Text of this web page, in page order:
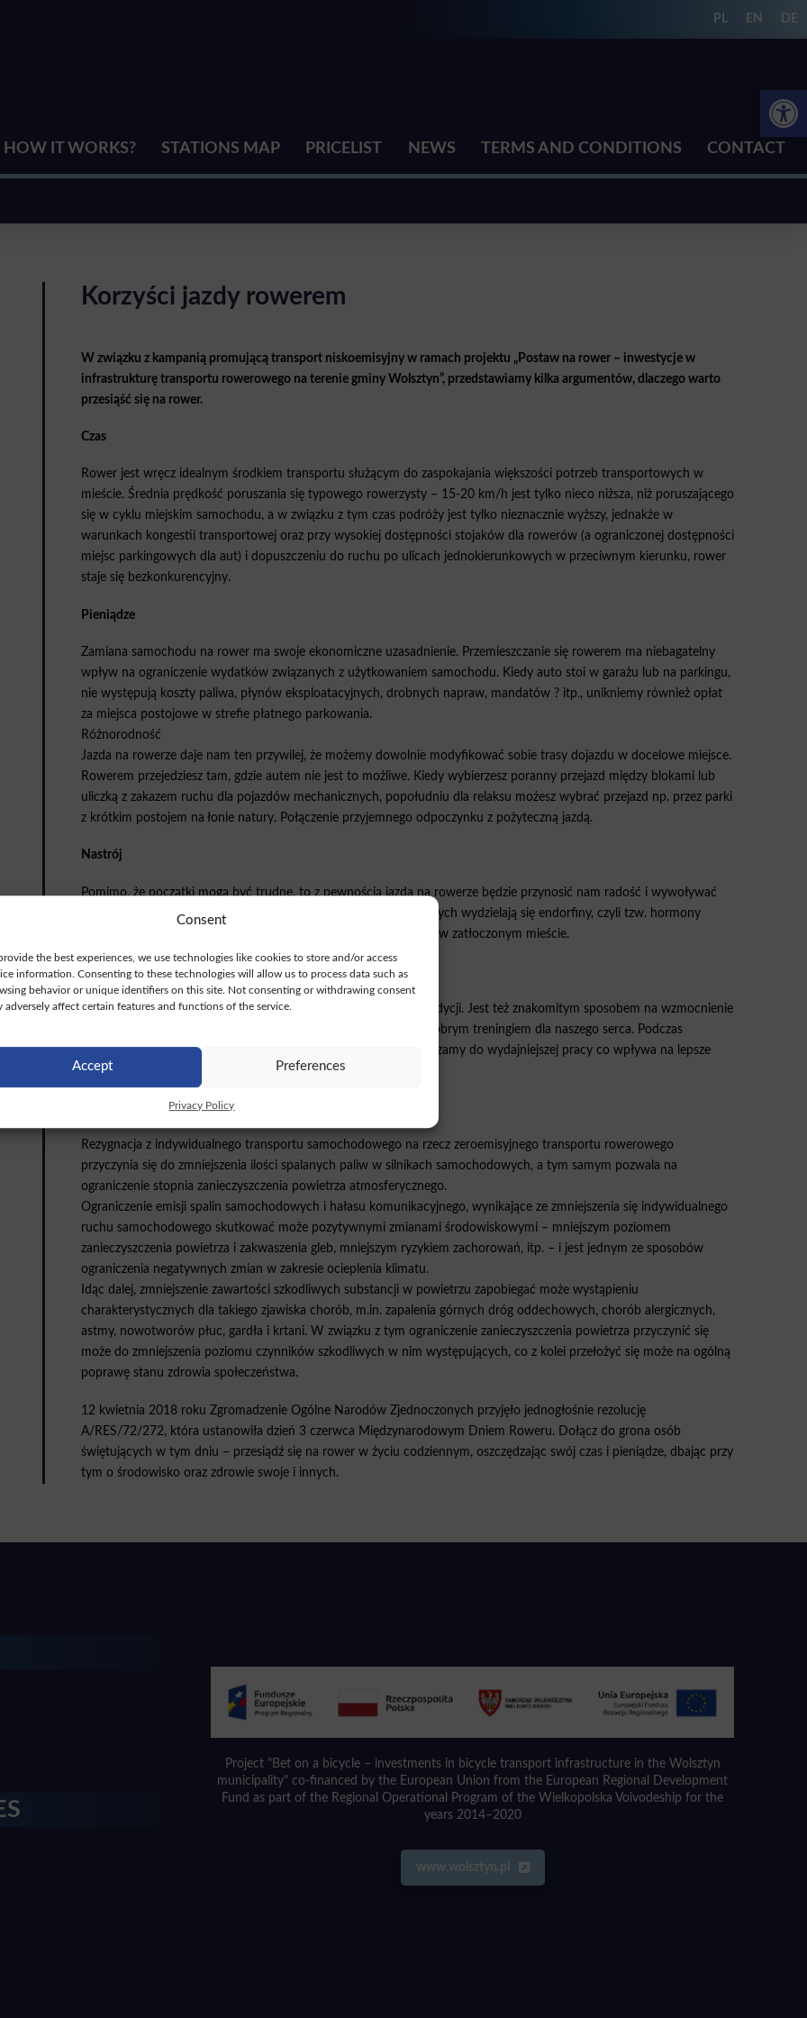
Consent
the best experiences, we use technologies like cookies to store and/or access
information. Consenting to these technologies will allow us to process data such as
behavior or unique identifiers on this site. Not consenting or withdrawing consent
adversely affect certain features and functions of the service.
Accept Preferences
Privacy Policy
PL EN DE
HOW IT WORKS? STATIONS MAP PRICELIST NEWS TERMS AND CONDITIONS CONTACT
Korzyści jazdy rowerem
W związku z kampanią promującą transport niskoemisyjny w ramach projektu „Postaw na rower – inwestycje w
infrastrukturę transportu rowerowego na terenie gminy Wolsztyn”, przedstawiamy kilka argumentów, dlaczego warto
przesiąść się na rower.
Czas
Rower jest wręcz idealnym środkiem transportu służącym do zaspokajania większości potrzeb transportowych w
mieście. Średnia prędkość poruszania się typowego rowerzysty – 15-20 km/h jest tylko nieco niższa, niż poruszającego
się w cyklu miejskim samochodu, a w związku z tym czas podróży jest tylko nieznacznie wyższy, jednakże w
warunkach kongestii transportowej oraz przy wysokiej dostępności stojaków dla rowerów (a ograniczonej dostępności
miejsc parkingowych dla aut) i dopuszczeniu do ruchu po ulicach jednokierunkowych w przeciwnym kierunku, rower
staje się bezkonkurencyjny.
Pieniądze
Zamiana samochodu na rower ma swoje ekonomiczne uzasadnienie. Przemieszczanie się rowerem ma niebagatelny
wpływ na ograniczenie wydatków związanych z użytkowaniem samochodu. Kiedy auto stoi w garażu lub na parkingu,
nie występują koszty paliwa, płynów eksploatacyjnych, drobnych napraw, mandatów ? itp., unikniemy również opłat
za miejsca postojowe w strefie płatnego parkowania.
Różnorodność
Jazda na rowerze daje nam ten przywilej, że możemy dowolnie modyfikować sobie trasy dojazdu w docelowe miejsce.
Rowerem przejedziesz tam, gdzie autem nie jest to możliwe. Kiedy wybierzesz poranny przejazd między blokami lub
uliczką z zakazem ruchu dla pojazdów mechanicznych, popołudniu dla relaksu możesz wybrać przejazd np. przez parki
z krótkim postojem na łonie natury. Połączenie przyjemnego odpoczynku z pożyteczną jazdą.
Nastrój
Pomimo, że początki mogą być trudne, to z pewnością jazda na rowerze będzie przynosić nam radość i wywoływać
uśmiech na twarzy. Podczas aktywności rekreacyjnych i sportowych wydzielają się endorfiny, czyli tzw. hormony
szczęścia, co nie ma miejsca kiedy stoimy samochodem w korku w zatłoczonym mieście.
Sylwetka i kondycja
Jazda na rowerze wypływa na naszą sylwetkę oraz poprawę kondycji. Jest też znakomitym sposobem na wzmocnienie
poszczególnych partii mięśni. Kondycyjnie jest również bardzo dobrym treningiem dla naszego serca. Podczas
rytmicznej, równostajnej jazdy pobudzamy układ krążenia i zmuszamy do wydajniejszej pracy co wpływa na lepsze
dotlenienie wszystkich narządów.
Ekologia i zdrowie
Rezygnacja z indywidualnego transportu samochodowego na rzecz zeroemisyjnego transportu rowerowego
przyczynia się do zmniejszenia ilości spalanych paliw w silnikach samochodowych, a tym samym pozwala na
ograniczenie stopnia zanieczyszczenia powietrza atmosferycznego.
Ograniczenie emisji spalin samochodowych i hałasu komunikacyjnego, wynikające ze zmniejszenia się indywidualnego
ruchu samochodowego skutkować może pozytywnymi zmianami środowiskowymi – mniejszym poziomem
zanieczyszczenia powietrza i zakwaszenia gleb, mniejszym ryzykiem zachorowań, itp. – i jest jednym ze sposobów
ograniczenia negatywnych zmian w zakresie ocieplenia klimatu.
Idąc dalej, zmniejszenie zawartości szkodliwych substancji w powietrzu zapobiegać może wystąpieniu
charakterystycznych dla takiego zjawiska chorób, m.in. zapalenia górnych dróg oddechowych, chorób alergicznych,
astmy, nowotworów płuc, gardła i krtani. W związku z tym ograniczenie zanieczyszczenia powietrza przyczynić się
może do zmniejszenia poziomu czynników szkodliwych w nim występujących, co z kolei przełożyć się może na ogólną
poprawę stanu zdrowia społeczeństwa.
12 kwietnia 2018 roku Zgromadzenie Ogólne Narodów Zjednoczonych przyjęło jednogłośnie rezolucję
A/RES/72/272, która ustanowiła dzień 3 czerwca Międzynarodowym Dniem Roweru. Dołącz do grona osób
świętujących w tym dniu – przesiądź się na rower w życiu codziennym, oszczędzając swój czas i pieniądze, dbając przy
tym o środowisko oraz zdrowie swoje i innych.
Project "Bet on a bicycle – investments in bicycle transport infrastructure in the Wolsztyn
municipality" co-financed by the European Union from the European Regional Development
Fund as part of the Regional Operational Program of the Wielkopolska Voivodeship for the
years 2014–2020
www.wolsztyn.pl